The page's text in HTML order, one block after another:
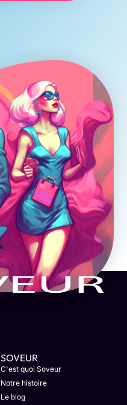
SOVEUR
C'est quoi Soveur
Notre histoire
Le blog